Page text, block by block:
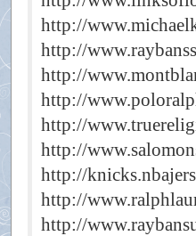
http://
http://
http://
http://
http://
http://
http://
http://
http://